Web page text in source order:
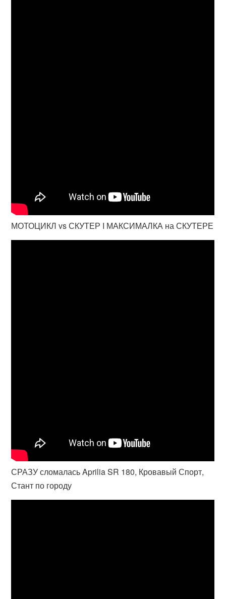
МОТОЦИКЛ vs СКУТЕР I МАКСИМАЛКА на СКУТЕРЕ
СРАЗУ сломалась Aprilia SR 180, Кровавый Спорт,
Стант по городу